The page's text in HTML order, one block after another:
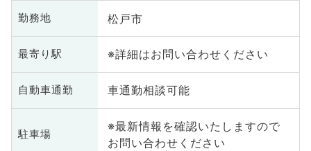
勤務地 松戸市
最寄り駅 ※詳細はお問い合わせください
自動車通勤 車通勤相談可能
駐車場
※最新情報を確認いたしますので
お問い合わせください